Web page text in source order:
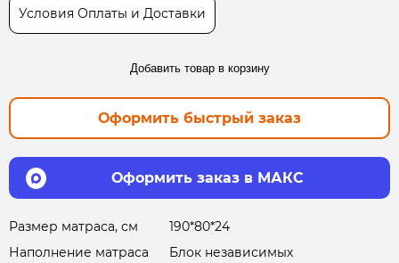
Условия Оплаты и Доставки
Добавить товар в корзину
Оформить быстрый заказ
Оформить заказ в МАКС
Размер матраса, см
190*80*24
Наполнение матраса
Блок независимых